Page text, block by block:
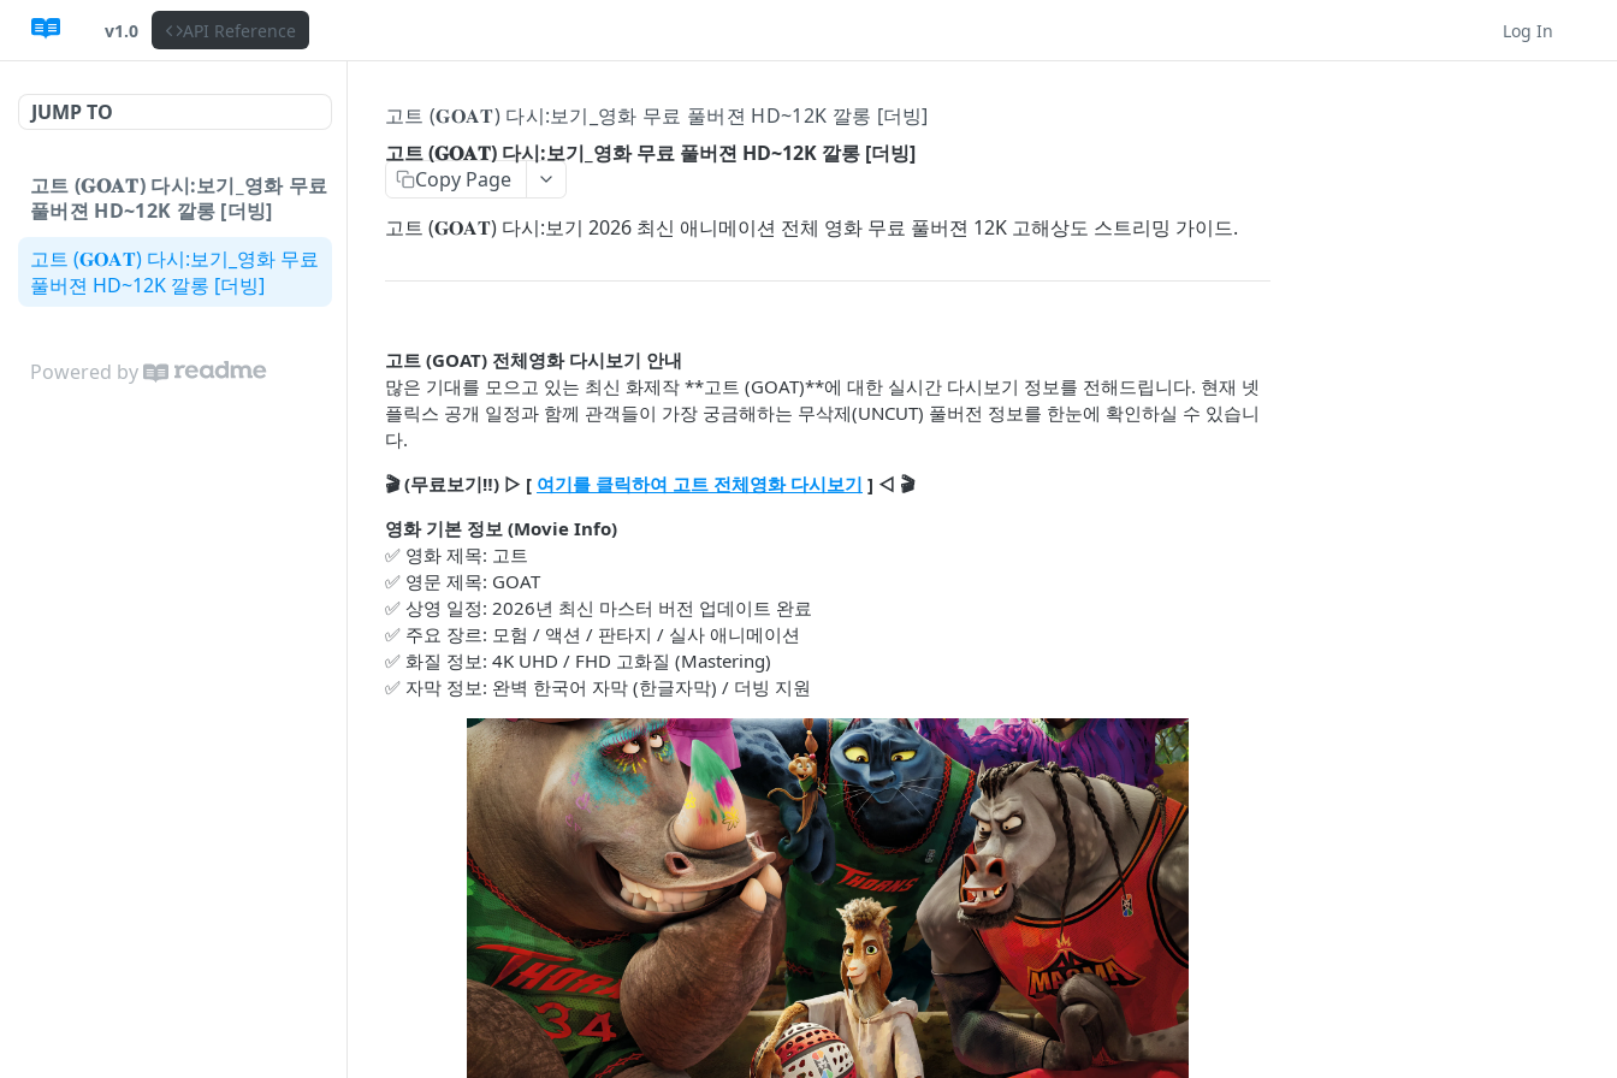
v1.0 API Reference Log In
JUMP TO
고트 (𝐆𝐎𝐀𝐓) 다시:보기_영화 무료
풀버젼 HD~12K 깔롱 [더빙]
고트 (𝐆𝐎𝐀𝐓) 다시:보기_영화 무료
풀버젼 HD~12K 깔롱 [더빙]
Powered by
고트 (𝐆𝐎𝐀𝐓) 다시:보기_영화 무료 풀버젼 HD~12K 깔롱 [더빙]
고트 (𝐆𝐎𝐀𝐓) 다시:보기_영화 무료 풀버젼 HD~12K 깔롱 [더빙]
Copy Page
고트 (𝐆𝐎𝐀𝐓) 다시:보기 2026 최신 애니메이션 전체 영화 무료 풀버젼 12K 고해상도 스트리밍 가이드.
고트 (GOAT) 전체영화 다시보기 안내
많은 기대를 모으고 있는 최신 화제작 **고트 (GOAT)**에 대한 실시간 다시보기 정보를 전해드립니다. 현재 넷
플릭스 공개 일정과 함께 관객들이 가장 궁금해하는 무삭제(UNCUT) 풀버전 정보를 한눈에 확인하실 수 있습니
다.
🎬 (무료보기‼️) ▷ [ 여기를 클릭하여 고트 전체영화 다시보기 ] ◁ 🎬
영화 기본 정보 (Movie Info)
✅ 영화 제목: 고트
✅ 영문 제목: GOAT
✅ 상영 일정: 2026년 최신 마스터 버전 업데이트 완료
✅ 주요 장르: 모험 / 액션 / 판타지 / 실사 애니메이션
✅ 화질 정보: 4K UHD / FHD 고화질 (Mastering)
✅ 자막 정보: 완벽 한국어 자막 (한글자막) / 더빙 지원